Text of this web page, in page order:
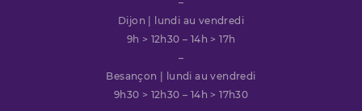
Dijon | lundi au vendredi
9h > 12h30 – 14h > 17h
–
Besançon | lundi au vendredi
9h30 > 12h30 – 14h > 17h30